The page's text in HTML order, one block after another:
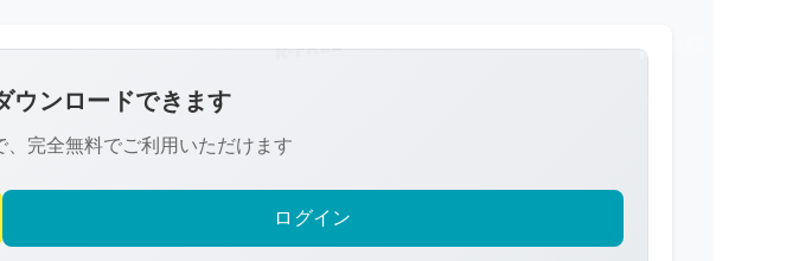
像
R-
FREE
著
ウンロードできます
完全無料でご利用いただけます
ログイン